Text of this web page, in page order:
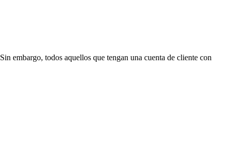
embargo, todos aquellos que tengan una cuenta de cliente con